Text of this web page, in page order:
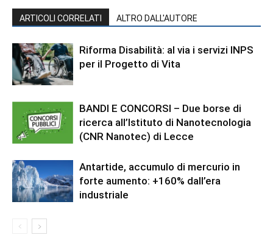
ARTICOLI CORRELATI ALTRO DALL'AUTORE
Riforma Disabilità: al via i servizi INPS
per il Progetto di Vita
BANDI E CONCORSI – Due borse di
ricerca all’Istituto di Nanotecnologia
(CNR Nanotec) di Lecce
Antartide, accumulo di mercurio in
forte aumento: +160% dall’era
industriale